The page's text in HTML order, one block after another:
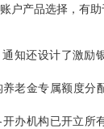
户产品选择，有助
知还设计了激励
养老金专属额度
办机构已开立所